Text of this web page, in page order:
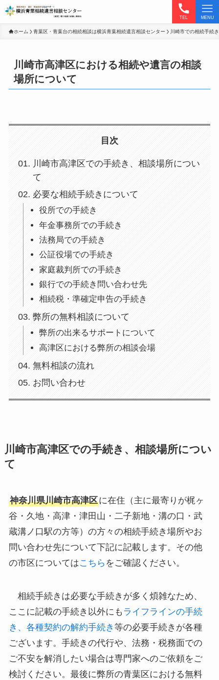
TEL MENU
ホーム 青葉区・青葉台の相続相談は横浜青葉相続遺言相談センター 川崎市での相続手続
川崎市高津区における相続や遺言の相談
場所について
目次
川崎市高津区での手続き、相談場所につい
て
必要な相続手続きについて
役所での手続き
年金事務所での手続き
法務局での手続き
公証役場での手続き
家庭裁判所での手続き
銀行での手続き問い合わせ先
相続税・準確定申告の手続き
弊所の無料相談について
弊所の出来るサポートについて
高津区における弊所の相談会場
無料相談の流れ
お問い合わせ
川崎市高津区での手続き、相談場所につい
て
神奈川県川崎市高津区に在住（主に最寄りが梶ヶ
谷・久地・高津・津田山・二子新地・溝の口・武
蔵溝ノ口駅の方等）の方々の相続手続き場所やお
問い合わせ先について下記に記載します。その他
の市区についてはこちら をご確認ください。
相続手続きは必要な手続きが多く煩雑なため、
ここに記載の手続き以外にも ライフラインの手続
き、各種契約の解約手続き 等の必要手続きが各種
ございます。手続きの代行や、法務・税務面での
ご不安を解消したい場合は専門家へのご依頼をご
検討ください。最後に弊所の青葉区における無料